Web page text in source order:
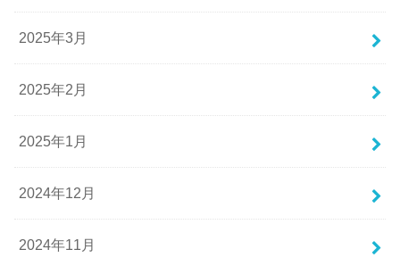
2025年3月
2025年2月
2025年1月
2024年12月
2024年11月